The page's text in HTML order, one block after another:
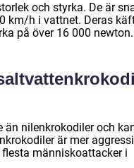
och styrka. De är
km/h i vattnet. Deras
på över 16 000 newton.
än nilenkrokodiler och
är mer
människoattacker i